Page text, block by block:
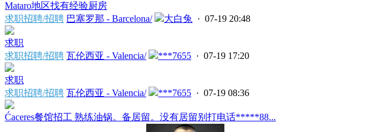
Mataro地区找有经验厨房
求职招聘/招聘 巴塞罗那 - Barcelona/ 大白兔 · 07-19 20:48
求职
求职招聘/招聘 瓦伦西亚 - Valencia/ ***7655 · 07-19 17:20
求职
求职招聘/招聘 瓦伦西亚 - Valencia/ ***7655 · 07-19 08:36
Ćaceres餐馆招工 熟练油锅。备居留。没有居留别打电话*****88...